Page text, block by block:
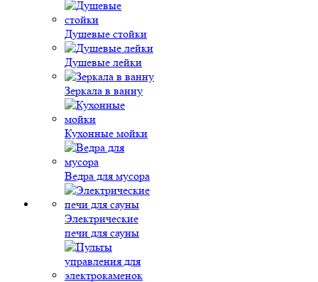
Душевые стойки
Душевые лейки
Зеркала в ванну
Кухонные мойки
Ведра для мусора
Электрические
печи для сауны